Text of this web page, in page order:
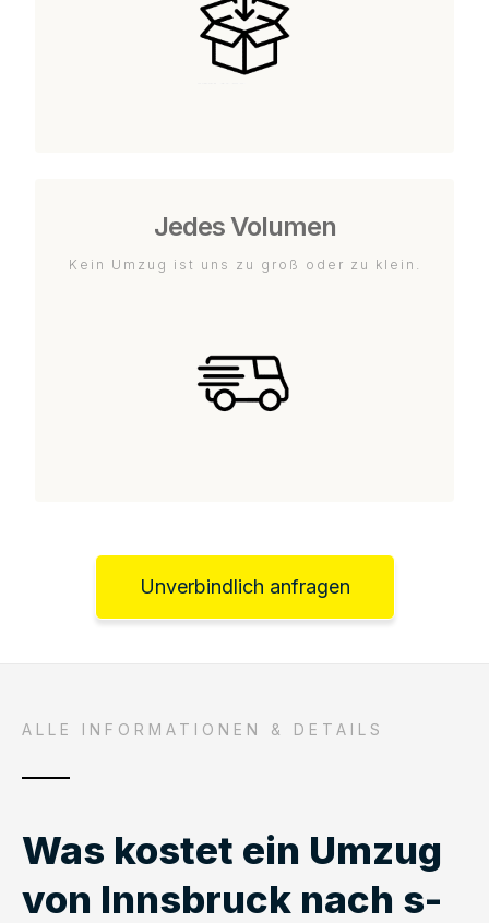
Jedes Volumen
Kein Umzug ist uns zu groß oder zu klein.
Unverbindlich anfragen
ALLE INFORMATIONEN & DETAILS
Was kostet ein Umzug
von Innsbruck nach s-